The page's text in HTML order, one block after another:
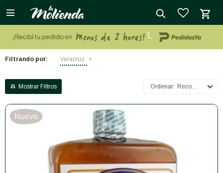

Filtrando por: Veracruz
Recomendados